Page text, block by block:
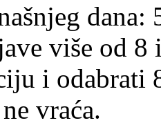
dana:
više od 8
i odabrati
vraća.